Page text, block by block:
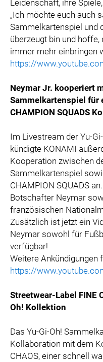
Leidenschaft, ihre
„Ich möchte euch auch
Sammelkartenspiel und
überzeugt bin und
immer mehr einbringen
https://
Neymar Jr. kooperiert
Sammelkartenspiel für
CHAMPION SQUADS
Im Livestream der Yu-
kündigte KONAMI
Kooperation zwischen
Sammelkartenspiel
CHAMPION SQUADS
Botschafter Neymar
französischen
Zusätzlich ist jetzt ein
Neymar sowohl für
verfügbar!
Weitere Ankündigungen
https://
Streetwear-Label FINE
Oh! Kollektion
Das Yu-Gi-Oh!
Kollaboration mit dem
CHAOS, einer schnell